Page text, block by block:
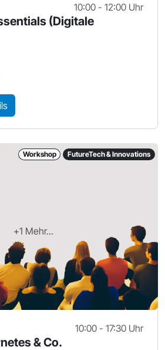
10:00 - 12:00 Uhr
(Digitale
+1 Mehr...
Workshop FutureTech & Innovations
10:00 - 17:30 Uhr
& Co.